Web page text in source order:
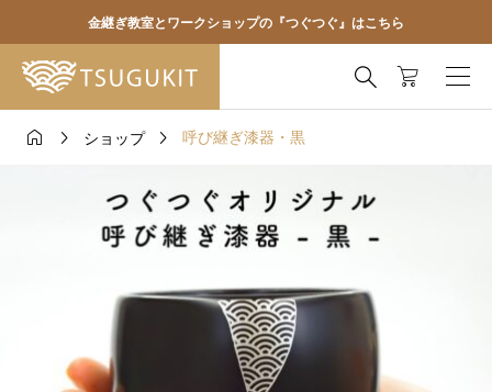
金継ぎ教室とワークショップの『つぐつぐ』はこちら

  ショップ  呼び継ぎ漆器・黒